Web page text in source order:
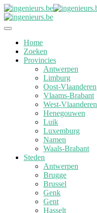
Home
Zoeken
Provincies
Antwerpen
Limburg
Oost-Vlaanderen
Vlaams-Brabant
West-Vlaanderen
Henegouwen
Luik
Luxemburg
Namen
Waals-Brabant
Steden
Antwerpen
Brugge
Brussel
Genk
Gent
Hasselt